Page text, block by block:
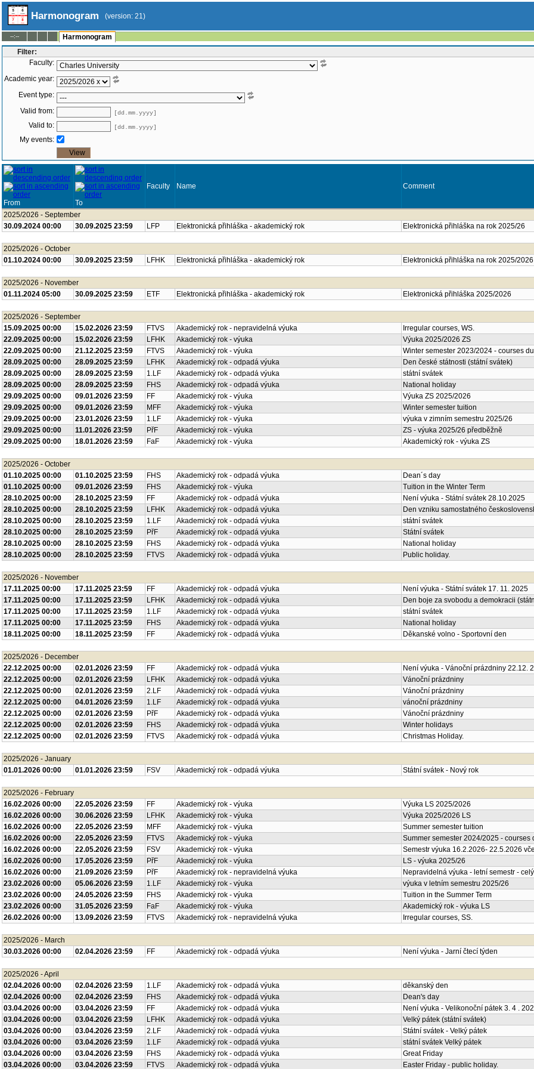
Harmonogram (version: 21)
--:--
Harmonogram
Filter:
Faculty:
Academic year:
Event type:
Valid from:
[dd.mm.yyyy]
Valid to: [dd.mm.yyyy]
My events:
From To
Faculty Name Comment
2025/2026 - September
30.09.2024 00:00
30.09.2025 23:59 LFP Elektronická přihláška - akademický rok Elektronická přihláška na rok 2025/26
2025/2026 - October
01.10.2024 00:00
30.09.2025 23:59 LFHK Elektronická přihláška - akademický rok Elektronická přihláška na rok 2025/2026
2025/2026 - November
01.11.2024 05:00
30.09.2025 23:59 ETF Elektronická přihláška - akademický rok Elektronická přihláška 2025/2026
2025/2026 - September
15.09.2025 00:00
15.02.2026 23:59 FTVS Akademický rok - nepravidelná výuka
Irregular courses, WS.
22.09.2025 00:00
15.02.2026 23:59 LFHK Akademický rok - výuka
Výuka 2025/2026 ZS
22.09.2025 00:00
21.12.2025 23:59 FTVS Akademický rok - výuka
Winter semester 2023/2024 - courses
28.09.2025 00:00
28.09.2025 23:59 LFHK Akademický rok - odpadá výuka
Den české státnosti (státní svátek)
28.09.2025 00:00
28.09.2025 23:59 1.LF Akademický rok - odpadá výuka
státní svátek
28.09.2025 00:00
28.09.2025 23:59 FHS Akademický rok - odpadá výuka
National holiday
29.09.2025 00:00
09.01.2026 23:59 FF Akademický rok - výuka
Výuka ZS 2025/2026
29.09.2025 00:00
09.01.2026 23:59 MFF Akademický rok - výuka
Winter semester tuition
29.09.2025 00:00
23.01.2026 23:59 1.LF Akademický rok - výuka
výuka v zimním semestru 2025/26
29.09.2025 00:00
11.01.2026 23:59 PřF Akademický rok - výuka
ZS - výuka 2025/26 předběžně
29.09.2025 00:00
18.01.2026 23:59 FaF Akademický rok - výuka Akademický rok - výuka ZS
2025/2026 - October
01.10.2025 00:00
01.10.2025 23:59 FHS Akademický rok - odpadá výuka
Dean´s day
01.10.2025 00:00
09.01.2026 23:59 FHS Akademický rok - výuka
Tuition in the Winter Term
28.10.2025 00:00
28.10.2025 23:59 FF Akademický rok - odpadá výuka
Není výuka - Státní svátek 28.10.2025
28.10.2025 00:00
28.10.2025 23:59 LFHK Akademický rok - odpadá výuka
Den vzniku samostatného
28.10.2025 00:00
28.10.2025 23:59 1.LF Akademický rok - odpadá výuka
státní svátek
28.10.2025 00:00
28.10.2025 23:59 PřF Akademický rok - odpadá výuka
Státní svátek
28.10.2025 00:00
28.10.2025 23:59 FHS Akademický rok - odpadá výuka
National holiday
28.10.2025 00:00
28.10.2025 23:59 FTVS Akademický rok - odpadá výuka Public holiday.
2025/2026 - November
17.11.2025 00:00
17.11.2025 23:59 FF Akademický rok - odpadá výuka
Není výuka - Státní svátek 17. 11. 2025
17.11.2025 00:00
17.11.2025 23:59 LFHK Akademický rok - odpadá výuka
Den boje za svobodu a demokracii
17.11.2025 00:00
17.11.2025 23:59 1.LF Akademický rok - odpadá výuka
státní svátek
17.11.2025 00:00
17.11.2025 23:59 FHS Akademický rok - odpadá výuka
National holiday
18.11.2025 00:00
18.11.2025 23:59 FF Akademický rok - odpadá výuka Děkanské volno - Sportovní den
2025/2026 - December
22.12.2025 00:00
02.01.2026 23:59 FF Akademický rok - odpadá výuka
Není výuka - Vánoční prázdniny 22.12.
22.12.2025 00:00
02.01.2026 23:59 LFHK Akademický rok - odpadá výuka
Vánoční prázdniny
22.12.2025 00:00
02.01.2026 23:59 2.LF Akademický rok - odpadá výuka
Vánoční prázdniny
22.12.2025 00:00
04.01.2026 23:59 1.LF Akademický rok - odpadá výuka
vánoční prázdniny
22.12.2025 00:00
02.01.2026 23:59 PřF Akademický rok - odpadá výuka
Vánoční prázdniny
22.12.2025 00:00
02.01.2026 23:59 FHS Akademický rok - odpadá výuka
Winter holidays
22.12.2025 00:00
02.01.2026 23:59 FTVS Akademický rok - odpadá výuka Christmas Holiday.
2025/2026 - January
01.01.2026 00:00
01.01.2026 23:59 FSV Akademický rok - odpadá výuka Státní svátek - Nový rok
2025/2026 - February
16.02.2026 00:00
22.05.2026 23:59 FF Akademický rok - výuka
Výuka LS 2025/2026
16.02.2026 00:00
30.06.2026 23:59 LFHK Akademický rok - výuka
Výuka 2025/2026 LS
16.02.2026 00:00
22.05.2026 23:59 MFF Akademický rok - výuka
Summer semester tuition
16.02.2026 00:00
22.05.2026 23:59 FTVS Akademický rok - výuka
Summer semester 2024/2025 - courses
16.02.2026 00:00
22.05.2026 23:59 FSV Akademický rok - výuka
Semestr výuka 16.2.2026- 22.5.2026
16.02.2026 00:00
17.05.2026 23:59 PřF Akademický rok - výuka
LS - výuka 2025/26
16.02.2026 00:00
21.09.2026 23:59 PřF Akademický rok - nepravidelná výuka
Nepravidelná výuka - letní semestr - celý
23.02.2026 00:00
05.06.2026 23:59 1.LF Akademický rok - výuka
výuka v letním semestru 2025/26
23.02.2026 00:00
24.05.2026 23:59 FHS Akademický rok - výuka
Tuition in the Summer Term
23.02.2026 00:00
31.05.2026 23:59 FaF Akademický rok - výuka
Akademický rok - výuka LS
26.02.2026 00:00
13.09.2026 23:59 FTVS Akademický rok - nepravidelná výuka Irregular courses, SS.
2025/2026 - March
30.03.2026 00:00
02.04.2026 23:59 FF Akademický rok - odpadá výuka Není výuka - Jarní čtecí týden
2025/2026 - April
02.04.2026 00:00
02.04.2026 23:59 1.LF Akademický rok - odpadá výuka
děkanský den
02.04.2026 00:00
02.04.2026 23:59 FHS Akademický rok - odpadá výuka
Dean's day
03.04.2026 00:00
03.04.2026 23:59 FF Akademický rok - odpadá výuka
Není výuka - Velikonoční pátek 3. 4 .
03.04.2026 00:00
03.04.2026 23:59 LFHK Akademický rok - odpadá výuka
Velký pátek (státní svátek)
03.04.2026 00:00
03.04.2026 23:59 2.LF Akademický rok - odpadá výuka
Státní svátek - Velký pátek
03.04.2026 00:00
03.04.2026 23:59 1.LF Akademický rok - odpadá výuka
státní svátek Velký pátek
03.04.2026 00:00
03.04.2026 23:59 FHS Akademický rok - odpadá výuka
Great Friday
03.04.2026 00:00
03.04.2026 23:59 FTVS Akademický rok - odpadá výuka Easter Friday - public holiday.